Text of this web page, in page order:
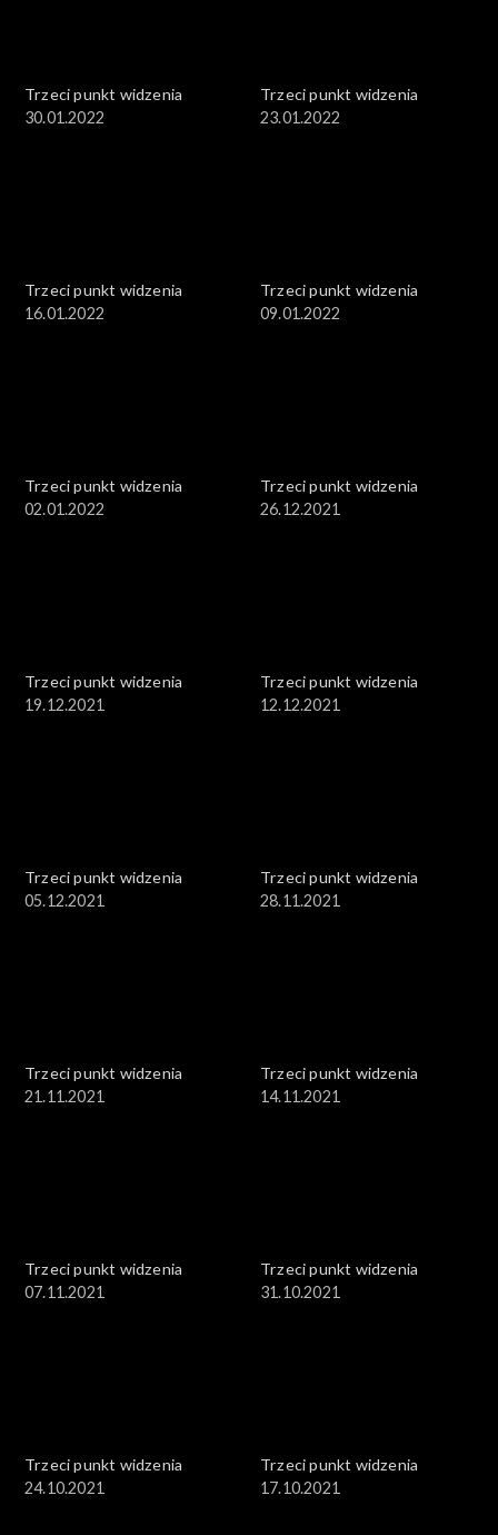
Trzeci punkt widzenia
30.01.2022
Trzeci punkt widzenia
23.01.2022
Trzeci punkt widzenia
16.01.2022
Trzeci punkt widzenia
09.01.2022
Trzeci punkt widzenia
02.01.2022
Trzeci punkt widzenia
26.12.2021
Trzeci punkt widzenia
19.12.2021
Trzeci punkt widzenia
12.12.2021
Trzeci punkt widzenia
05.12.2021
Trzeci punkt widzenia
28.11.2021
Trzeci punkt widzenia
21.11.2021
Trzeci punkt widzenia
14.11.2021
Trzeci punkt widzenia
07.11.2021
Trzeci punkt widzenia
31.10.2021
Trzeci punkt widzenia
24.10.2021
Trzeci punkt widzenia
17.10.2021